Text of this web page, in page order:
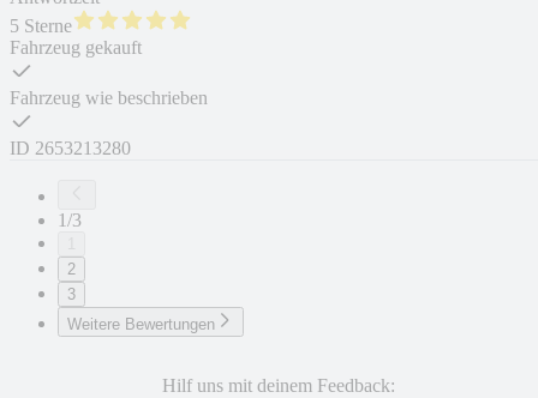
5 Sterne
Fahrzeug gekauft
Fahrzeug wie beschrieben
ID 2653213280
1/3
2
3
Weitere Bewertungen
Hilf uns mit deinem Feedback: